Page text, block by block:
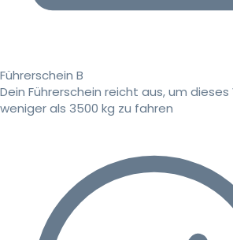
Führerschein B
Dein Führerschein reicht aus, um
weniger als 3500 kg zu fahren